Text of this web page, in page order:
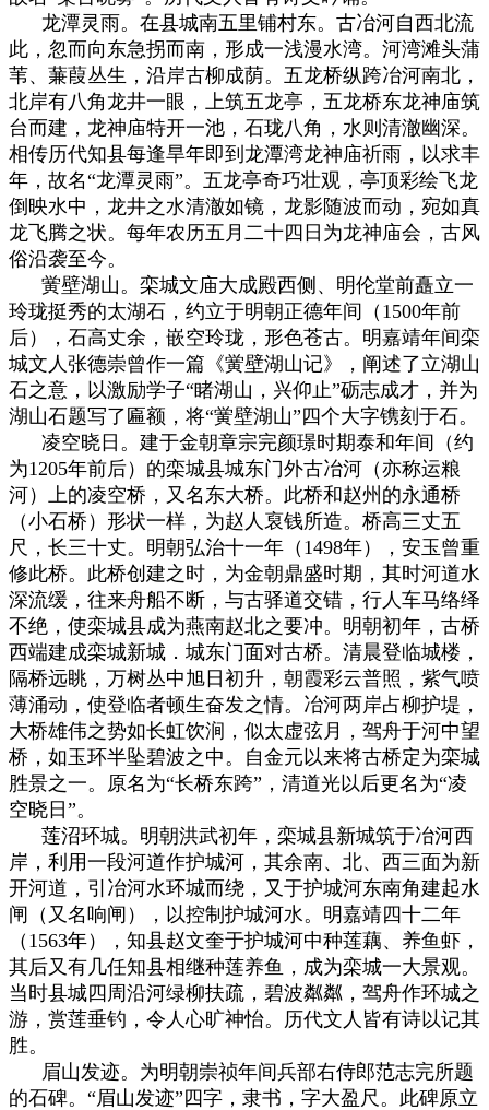
龙潭灵雨。在县城南五里铺村东。古冶河自西北流
此，忽而向东急拐而南，形成一浅漫水湾。河湾滩头蒲
苇、蒹葭丛生，沿岸古柳成荫。五龙桥纵跨冶河南北，
北岸有八角龙井一眼，上筑五龙亭，五龙桥东龙神庙筑
台而建，龙神庙特开一池，石珑八角，水则清澈幽深。
相传历代知县每逢旱年即到龙潭湾龙神庙祈雨，以求丰
年，故名“龙潭灵雨”。五龙亭奇巧壮观，亭顶彩绘飞龙
倒映水中，龙井之水清澈如镜，龙影随波而动，宛如真
龙飞腾之状。每年农历五月二十四日为龙神庙会，古风
俗沿袭至今。
黉壁湖山。栾城文庙大成殿西侧、明伦堂前矗立一
玲珑挺秀的太湖石，约立于明朝正德年间（1500年前
后），石高丈余，嵌空玲珑，形色苍古。明嘉靖年间栾
城文人张德崇曾作一篇《黉壁湖山记》，阐述了立湖山
石之意，以激励学子“睹湖山，兴仰止”砺志成才，并为
湖山石题写了匾额，将“黉壁湖山”四个大字镌刻于石。
凌空晓日。建于金朝章宗完颜璟时期泰和年间（约
为1205年前后）的栾城县城东门外古冶河（亦称运粮
河）上的凌空桥，又名东大桥。此桥和赵州的永通桥
（小石桥）形状一样，为赵人裒钱所造。桥高三丈五
尺，长三十丈。明朝弘治十一年（1498年），安玉曾重
修此桥。此桥创建之时，为金朝鼎盛时期，其时河道水
深流缓，往来舟船不断，与古驿道交错，行人车马络绎
不绝，使栾城县成为燕南赵北之要冲。明朝初年，古桥
西端建成栾城新城．城东门面对古桥。清晨登临城楼，
隔桥远眺，万树丛中旭日初升，朝霞彩云普照，紫气喷
薄涌动，使登临者顿生奋发之情。冶河两岸占柳护堤，
大桥雄伟之势如长虹饮涧，似太虚弦月，驾舟于河中望
桥，如玉环半坠碧波之中。自金元以来将古桥定为栾城
胜景之一。原名为“长桥东跨”，清道光以后更名为“凌
空晓日”。
莲沼环城。明朝洪武初年，栾城县新城筑于冶河西
岸，利用一段河道作护城河，其余南、北、西三面为新
开河道，引冶河水环城而绕，又于护城河东南角建起水
闸（又名响闸），以控制护城河水。明嘉靖四十二年
（1563年），知县赵文奎于护城河中种莲藕、养鱼虾，
其后又有几任知县相继种莲养鱼，成为栾城一大景观。
当时县城四周沿河绿柳扶疏，碧波粼粼，驾舟作环城之
游，赏莲垂钓，令人心旷神怡。历代文人皆有诗以记其
胜。
眉山发迹。为明朝崇祯年间兵部右侍郎范志完所题
的石碑。“眉山发迹”四字，隶书，字大盈尺。此碑原立